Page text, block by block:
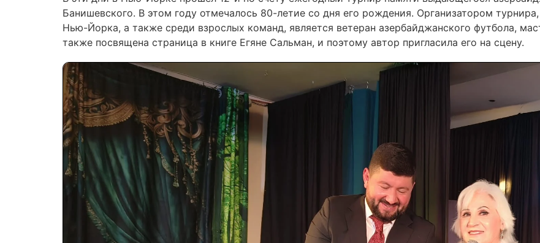
Банишевского. В этом году отмечалось 80-летие со дня его рождения. Организатором
Нью-Йорка, а также среди взрослых команд, является ветеран азербайджанского футбола,
также посвящена страница в книге Егяне Сальман, и поэтому автор пригласила его на сцену.